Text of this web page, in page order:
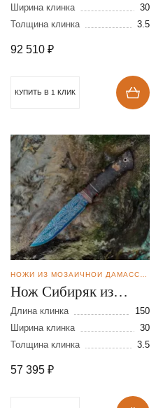
стали
Ширина клинка
30
Толщина клинка
3.5
92 510 ₽
КУПИТЬ В 1 КЛИК
Нож Сибиряк из
мозаичной дамасской
стали
Длина клинка
150
Ширина клинка
30
Толщина клинка
3.5
57 395 ₽